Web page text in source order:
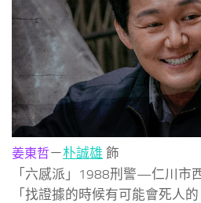
姜東哲－朴誠雄 飾
「六感派」1988刑警—仁川市
「找證據的時候有可能會死人的